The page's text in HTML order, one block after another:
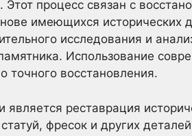
процесс связан с
имеющихся исторических
исследования и
Использование
точного восстановления.
реставрация
фресок и других